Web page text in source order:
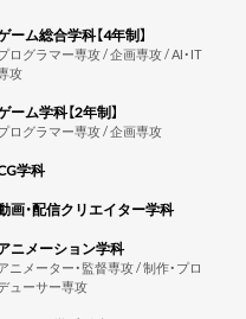
ーム総合学科【4年制】
ログラマー専攻 / 企画専攻 / AI・IT
攻
ーム学科【2年制】
ログラマー専攻 / 企画専攻
学科
画・配信クリエイター学科
ニメーション学科
ニメーター・監督専攻 / 制作・プロ
ューサー専攻